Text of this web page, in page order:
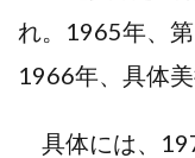
れ。1965年、
1966年、具体
具体には、